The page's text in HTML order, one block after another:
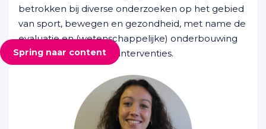
Spring naar content
betrokken bij diverse onderzoeken op het gebied
van sport, bewegen en gezondheid, met name de
evaluatie en (wetenschappelijke) onderbouwing
van sport- en beweeginterventies.